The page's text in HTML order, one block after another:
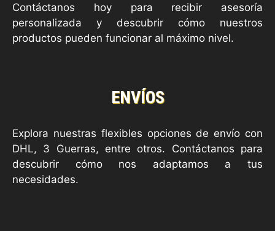
Contáctanos hoy para recibir asesoría
personalizada y descubrir cómo nuestros
productos pueden funcionar al máximo nivel.
ENVÍOS
Explora nuestras flexibles opciones de envío con
DHL, 3 Guerras, entre otros. Contáctanos para
descubrir cómo nos adaptamos a tus
necesidades.